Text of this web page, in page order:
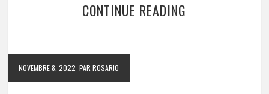
CONTINUE READING
NOVEMBRE 8, 2022 PAR ROSARIO